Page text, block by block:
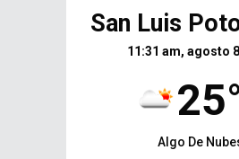
San Luis
11:31 am, agosto
Algo De